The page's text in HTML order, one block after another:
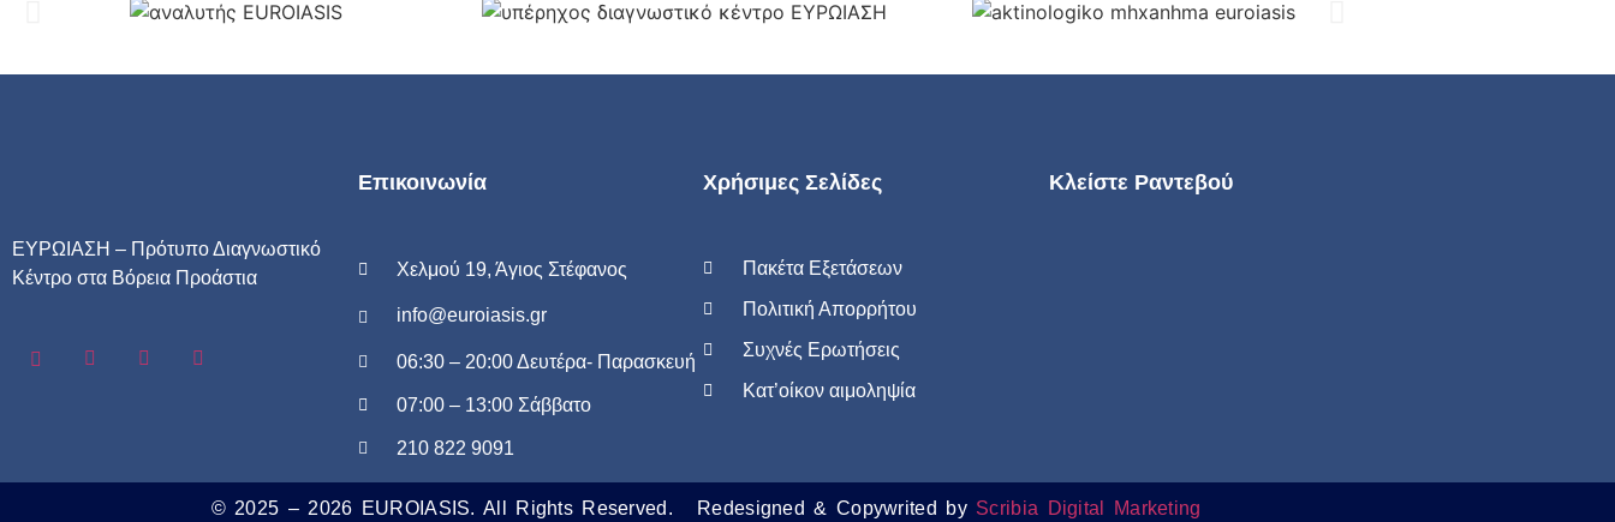
ΕΥΡΩΙΑΣΗ – Πρότυπο Διαγνωστικό
Κέντρο στα Βόρεια Προάστια
Επικοινωνία
Χελμού 19, Άγιος Στέφανος
info@euroiasis.gr
06:30 – 20:00 Δευτέρα- Παρασκευή
07:00 – 13:00 Σάββατο
210 822 9091
Χρήσιμες Σελίδες
Πακέτα Εξετάσεων
Πολιτική Απορρήτου
Συχνές Ερωτήσεις
Κατ’οίκον αιμοληψία
Κλείστε Ραντεβού
© 2025 – 2026 EUROIASIS. All Rights Reserved. Redesigned & Copywrited by Scribia Digital Marketing